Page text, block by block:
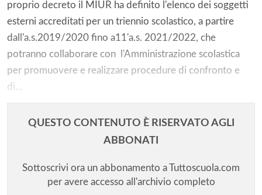
proprio decreto il MIUR ha definito l'elenco dei soggetti
esterni accreditati per un triennio scolastico, a partire
dall'a.s.2019/2020 fino a11'a.s. 2021/2022, che
potranno collaborare con l'Amministrazione scolastica
per promuovere e realizzare procedure di confronto e
di...
QUESTO CONTENUTO È RISERVATO AGLI
ABBONATI
Sottoscrivi ora un abbonamento a Tuttoscuola.com
per avere accesso all'archivio completo